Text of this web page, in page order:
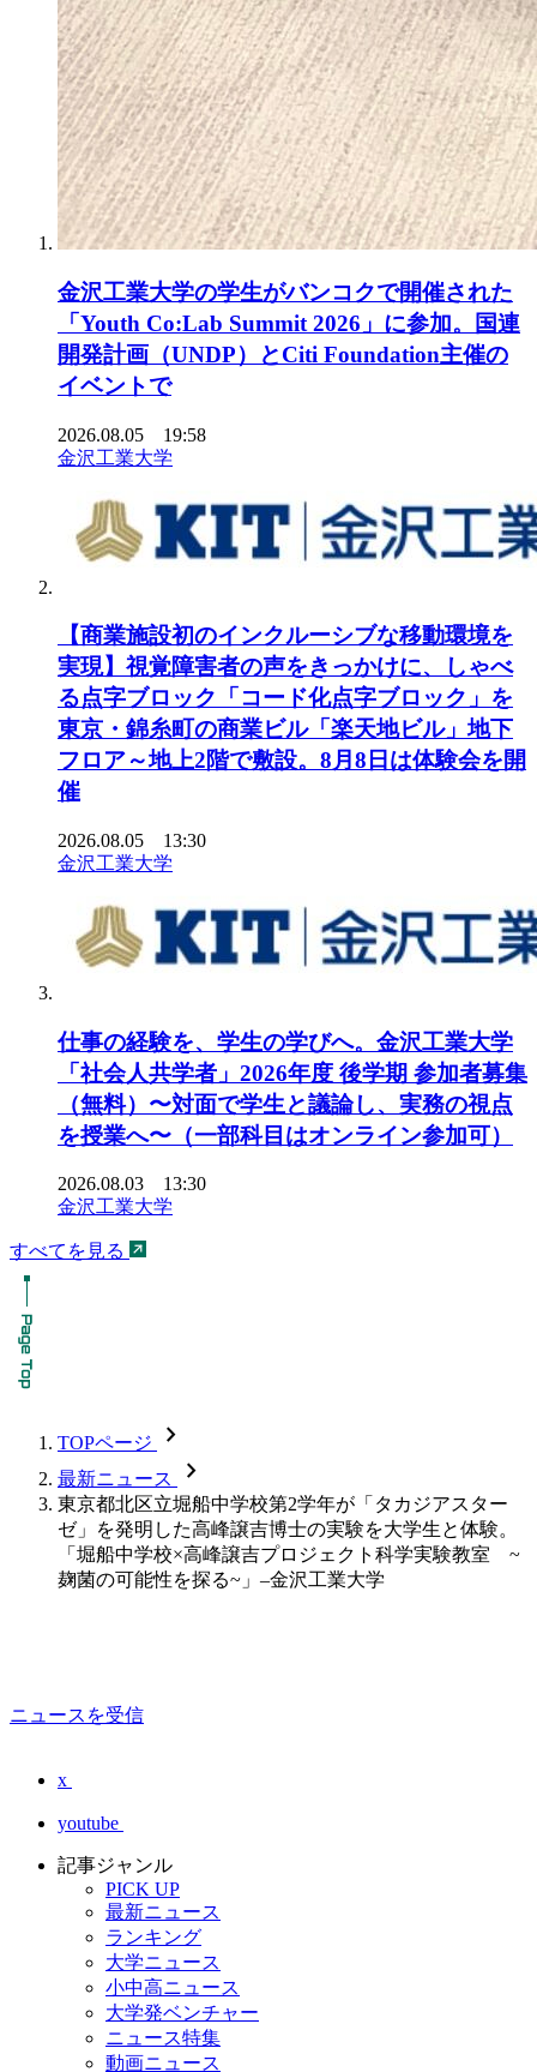
金沢工業大学の学生がバンコクで開催された
「Youth Co:Lab Summit 2026」に参加。国連
開発計画（UNDP）とCiti Foundation主催の
イベントで
2026.08.05 19:58
金沢工業大学
【商業施設初のインクルーシブな移動環境を
実現】視覚障害者の声をきっかけに、しゃべ
る点字ブロック「コード化点字ブロック」を
東京・錦糸町の商業ビル「楽天地ビル」地下
フロア～地上2階で敷設。8月8日は体験会を開
催
2026.08.05 13:30
金沢工業大学
仕事の経験を、学生の学びへ。金沢工業大学
「社会人共学者」2026年度 後学期 参加者募集
（無料）〜対面で学生と議論し、実務の視点
を授業へ〜（一部科目はオンライン参加可）
2026.08.03 13:30
金沢工業大学
すべてを見る
TOPページ chevron_forward
最新ニュース chevron_forward
東京都北区立堀船中学校第2学年が「タカジアスター
ゼ」を発明した高峰譲吉博士の実験を大学生と体験。
「堀船中学校×高峰譲吉プロジェクト科学実験教室 ~
麹菌の可能性を探る~」–金沢工業大学
ニュースを受信
x
youtube
記事ジャンル
PICK UP
最新ニュース
ランキング
大学ニュース
小中高ニュース
大学発ベンチャー
ニュース特集
動画ニュース